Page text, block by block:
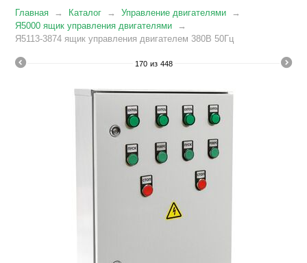
Главная Каталог
Управление двигателями
Я5000 ящик управления двигателями
Я5113-3874 ящик управления двигателем 380В 50Гц
170 из 448